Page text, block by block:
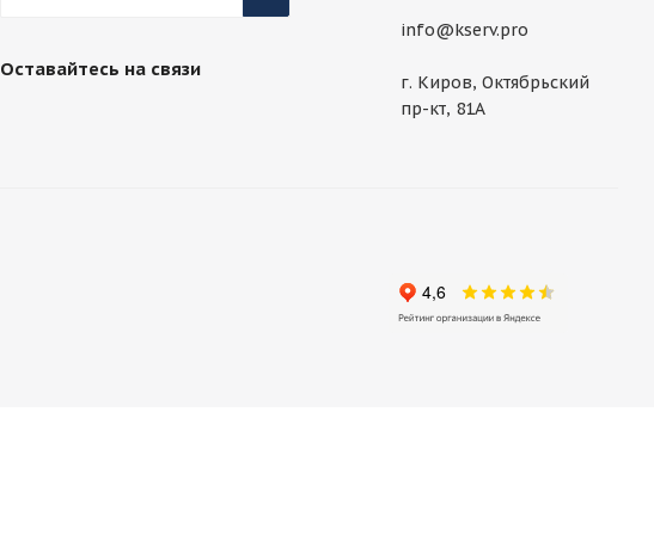
Оставайтесь на связи
info@kserv.pro
г. Киров, Октябрьский
пр-кт, 81А